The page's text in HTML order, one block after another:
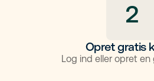
2
Opret gratis
Log ind eller opret